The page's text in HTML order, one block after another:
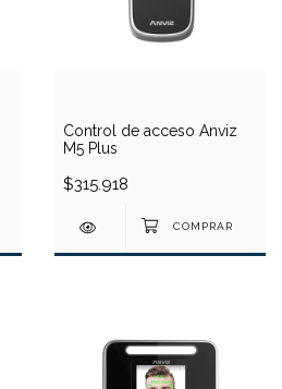
Control de acceso Anviz
M5 Plus
$315.918